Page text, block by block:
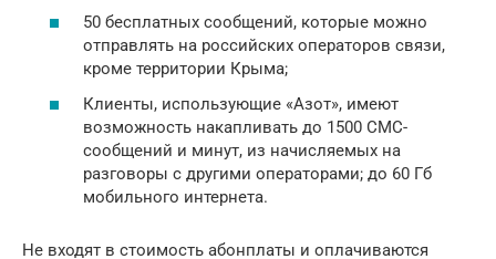
50 бесплатных сообщений, которые можно
отправлять на российских операторов связи,
кроме территории Крыма;
Клиенты, использующие «Азот», имеют
возможность накапливать до 1500 СМС-
сообщений и минут, из начисляемых на
разговоры с другими операторами; до 60 Гб
мобильного интернета.
Не входят в стоимость абонплаты и оплачиваются